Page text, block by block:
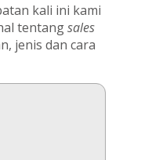
kali ini kami
tentangsales
jenis dan cara